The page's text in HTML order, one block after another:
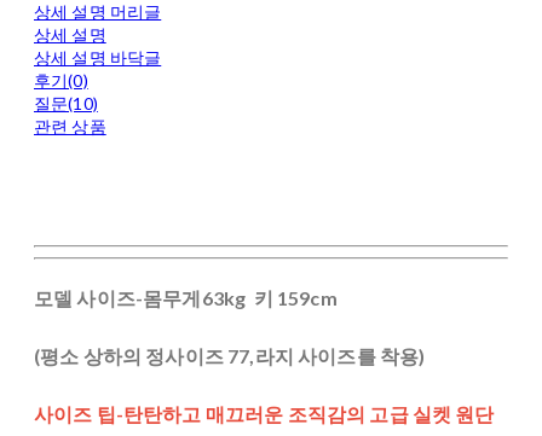
상세 설명 머리글
상세 설명
상세 설명 바닥글
후기(0)
질문(10)
관련 상품
모델 사이즈-몸무게63kg 키 159cm
(평소 상하의 정사이즈 77,라지 사이즈를 착용)
사이즈 팁-탄탄하고 매끄러운 조직감의 고급 실켓 원단